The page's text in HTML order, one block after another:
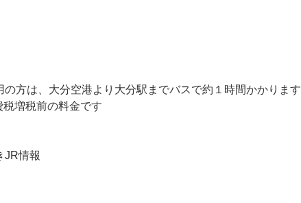
の方は、大分空港より大分駅までバスで約１時間かかります
増税前の料金です
JR情報